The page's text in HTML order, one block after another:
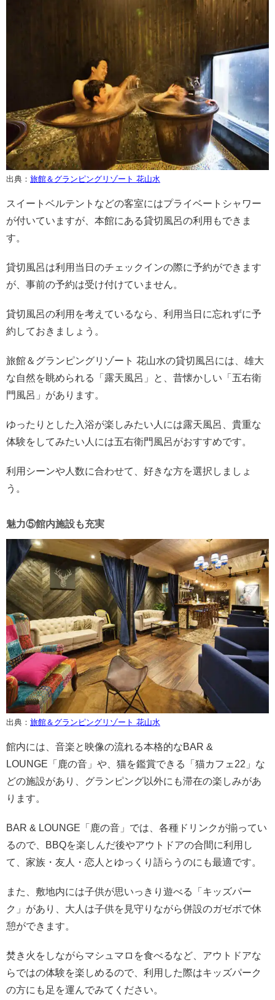
出典： 旅館＆グランピングリゾート 花山水
スイートベルテントなどの客室にはプライベートシャワー
が付いていますが、本館にある貸切風呂の利用もできま
す。
貸切風呂は利用当日のチェックインの際に予約ができます
が、事前の予約は受け付けていません。
貸切風呂の利用を考えているなら、利用当日に忘れずに予
約しておきましょう。
旅館＆グランピングリゾート 花山水の貸切風呂には、雄大
な自然を眺められる「露天風呂」と、昔懐かしい「五右衛
門風呂」があります。
ゆったりとした入浴が楽しみたい人には露天風呂、貴重な
体験をしてみたい人には五右衛門風呂がおすすめです。
利用シーンや人数に合わせて、好きな方を選択しましょ
う。
魅力⑤館内施設も充実
出典： 旅館＆グランピングリゾート 花山水
館内には、音楽と映像の流れる本格的なBAR &
LOUNGE「鹿の音」や、猫を鑑賞できる「猫カフェ22」な
どの施設があり、グランピング以外にも滞在の楽しみがあ
ります。
BAR & LOUNGE「鹿の音」では、各種ドリンクが揃ってい
るので、BBQを楽しんだ後やアウトドアの合間に利用し
て、家族・友人・恋人とゆっくり語らうのにも最適です。
また、敷地内には子供が思いっきり遊べる「キッズパー
ク」があり、大人は子供を見守りながら併設のガゼボで休
憩ができます。
焚き火をしながらマシュマロを食べるなど、アウトドアな
らではの体験を楽しめるので、利用した際はキッズパーク
の方にも足を運んでみてください。